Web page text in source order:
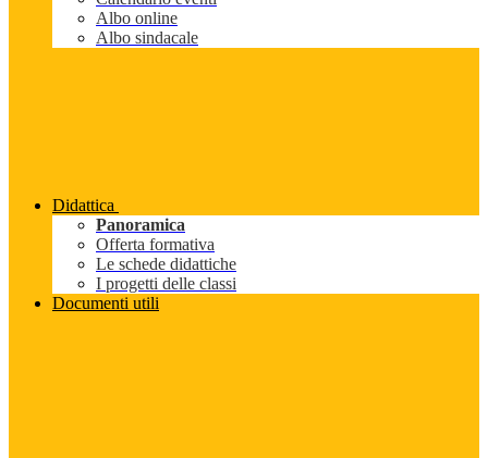
Albo online
Albo sindacale
Didattica
Panoramica
Offerta formativa
Le schede didattiche
I progetti delle classi
Documenti utili